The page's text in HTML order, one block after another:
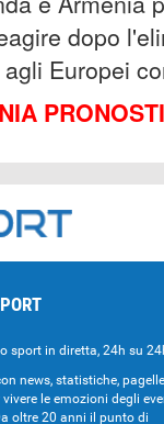
dopo
Europei
sport in diretta, 24h su
news, statistiche,
le emozioni degli
oltre 20 anni il punto di